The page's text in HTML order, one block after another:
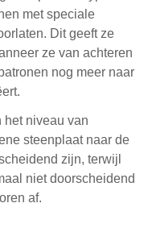
met speciale
Dit geeft ze
ze van achteren
nog meer naar
het niveau van
steenplaat naar de
zijn, terwijl
niet doorscheidend
af.